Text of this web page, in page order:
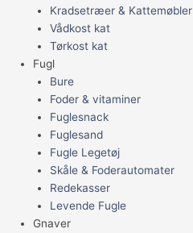
Kradsetræer & Kattemøbler
Vådkost kat
Tørkost kat
Fugl
Bure
Foder & vitaminer
Fuglesnack
Fuglesand
Fugle Legetøj
Skåle & Foderautomater
Redekasser
Levende Fugle
Gnaver